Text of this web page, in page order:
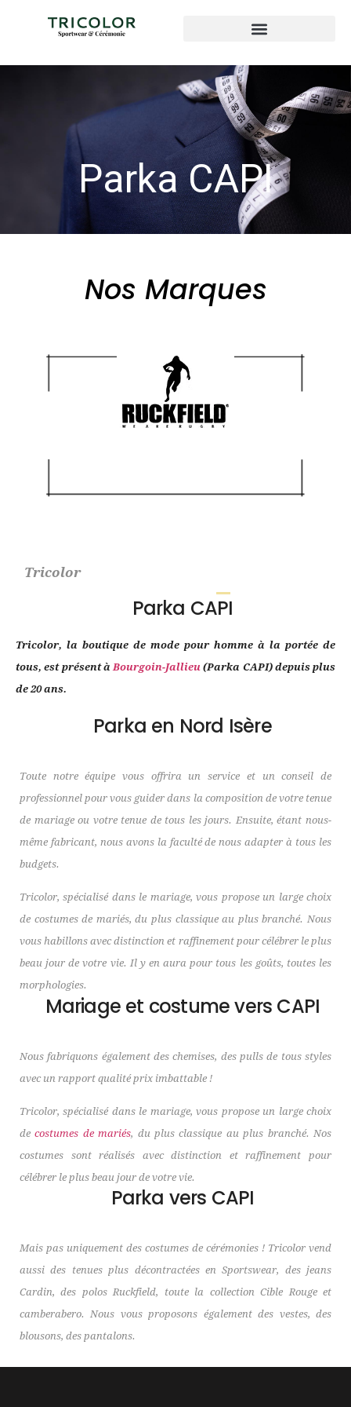
Parka CAPI
Nos Marques
Parka en Nord Isère
Toute notre équipe vous offrira un service et un conseil de
professionnel pour vous guider dans la composition de votre tenue
de mariage ou votre tenue de tous les jours. Ensuite, étant nous-
même fabricant, nous avons la faculté de nous adapter à tous les
budgets.
Tricolor, spécialisé dans le mariage, vous propose un large choix
de costumes de mariés, du plus classique au plus branché. Nous
vous habillons avec distinction et raffinement pour célébrer le plus
beau jour de votre vie. Il y en aura pour tous les goûts, toutes les
morphologies.
Mariage et costume vers CAPI
Nous fabriquons également des chemises, des pulls de tous styles
avec un rapport qualité prix imbattable !
Tricolor, spécialisé dans le mariage, vous propose un large choix
decostumes de mariés, du plus classique au plus branché. Nos
costumes sont réalisés avec distinction et raffinement pour
célébrer le plus beau jour de votre vie.
Parka vers CAPI
Mais pas uniquement des costumes de cérémonies ! Tricolor vend
aussi des tenues plus décontractées en Sportswear, des jeans
Cardin, des polos Ruckfield, toute la collection Cible Rouge et
camberabero. Nous vous proposons également des vestes, des
blousons, des pantalons.
Tricolor
Parka CAPI
Tricolor, la boutique de mode pour homme à la portée de
tous, est présent àBourgoin-Jallieu (Parka CAPI) depuis plus
de 20 ans.